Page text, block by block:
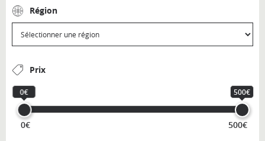
Région
Prix
0€ 500€
0€ 500€